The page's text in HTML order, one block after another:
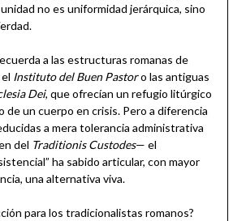
no es uniformidad jerárquica, sino
a las estructuras romanas de
Instituto del Buen Pastoro las antiguas
Dei, que ofrecían un refugio litúrgico
de un cuerpo en crisis. Pero a diferencia
a mera tolerancia administrativa
del Traditionis Custodes— el
ha sabido articular, con mayor
una alternativa viva.
para los tradicionalistas romanos?